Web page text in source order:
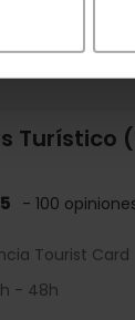
Turístico
- 100
Tourist Card
- 48h